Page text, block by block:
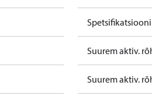
Suurem aktiv.
Suurem aktiv.